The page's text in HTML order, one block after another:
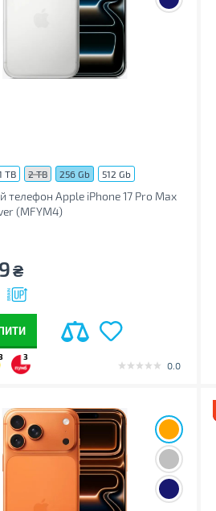
TB 2 TB 256 Gb 512 Gb
телефон Apple iPhone 17 Pro Max
(MFYM4)
₴
3
0.0